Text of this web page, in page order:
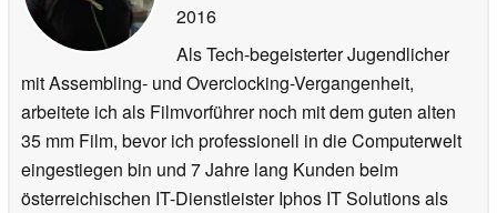
2016
Als Tech-begeisterter Jugendlicher
mit Assembling- und Overclocking-Vergangenheit,
arbeitete ich als Filmvorführer noch mit dem guten alten
35 mm Film, bevor ich professionell in die Computerwelt
eingestiegen bin und 7 Jahre lang Kunden beim
österreichischen IT-Dienstleister Iphos IT Solutions als